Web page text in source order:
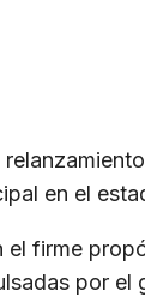
en el
firme
por el